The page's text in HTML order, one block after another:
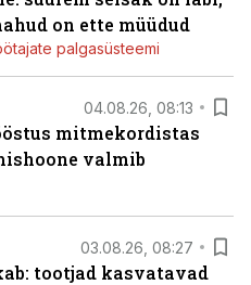
on ette müüdud
palgasüsteemi
04.08.26, 08:13
mitmekordistas
valmib
03.08.26, 08:27
tootjad kasvatavad